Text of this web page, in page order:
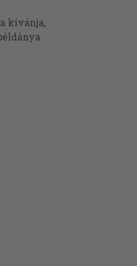
kívánja,